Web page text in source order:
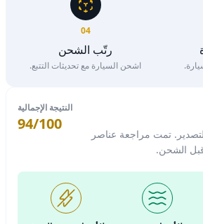
04
رتّب الشحن
اشحن السيارة مع تحديثات التتبع.
تمت مراجعة عناصر
قبل الشحن.
النتيجة الإجمالية
94/100